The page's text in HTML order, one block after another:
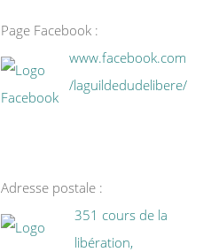
Page Facebook :
www.facebook.com
/laguildedudelibere/
Adresse postale :
351 cours de la
libération,